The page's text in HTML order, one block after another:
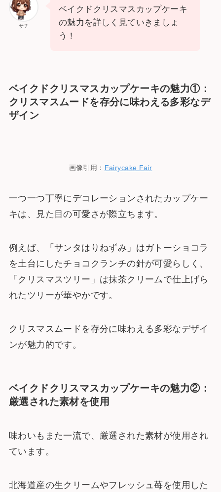
サチ
ベイクドクリスマスカップケーキ
の魅力を詳しく見ていきましょ
う！
ベイクドクリスマスカップケーキの魅力①：
クリスマスムードを存分に味わえる多彩なデ
ザイン
画像引用： Fairycake Fair
一つ一つ丁寧にデコレーションされたカップケー
キは、見た目の可愛さが際立ちます。
例えば、「サンタはりねずみ」はガトーショコラ
を土台にしたチョコクランチの針が可愛らしく、
「クリスマスツリー」は抹茶クリームで仕上げら
れたツリーが華やかです。
クリスマスムードを存分に味わえる多彩なデザイ
ンが魅力的です。
ベイクドクリスマスカップケーキの魅力②：
厳選された素材を使用
味わいもまた一流で、厳選された素材が使用され
ています。
北海道産の生クリームやフレッシュ苺を使用した